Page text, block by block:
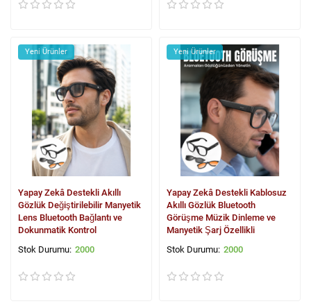
Yeni Ürünler
Yapay Zekâ Destekli Akıllı
Gözlük Değiştirilebilir Manyetik
Lens Bluetooth Bağlantı ve
Dokunmatik Kontrol
2000
Yeni Ürünler
Yapay Zekâ Destekli Kablosuz
Akıllı Gözlük Bluetooth
Görüşme Müzik Dinleme ve
Manyetik Şarj Özellikli
2000